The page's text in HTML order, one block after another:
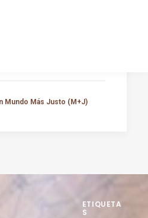
Mundo Más Justo (M+J)
ETIQUETA
S